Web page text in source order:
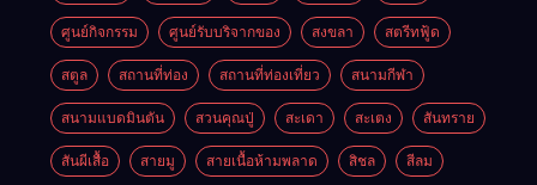
ศูนย์กิจกรรม ศูนย์รับบริจากของ สงขลา สตรีทฟู้ด
สตูล สถานที่ท่อง สถานที่ท่องเที่ยว สนามกีฬา
สนามแบดมินตัน สวนคุณปู่ สะเดา สะเตง สันทราย
สันผีเสื้อ สายมู สายเนื้อห้ามพลาด สิชล สีลม